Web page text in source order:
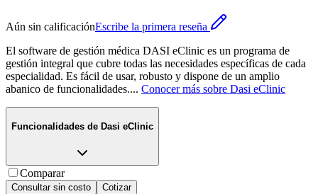
Aún sin calificaciónEscribe la primera reseña
El software de gestión médica DASI eClinic es un programa de
gestión integral que cubre todas las necesidades específicas de cada
especialidad. Es fácil de usar, robusto y dispone de un amplio
abanico de funcionalidades.... Conocer más sobre Dasi eClinic
Funcionalidades de Dasi eClinic
Comparar
Consultar sin costo Cotizar